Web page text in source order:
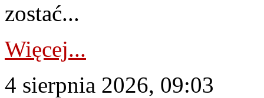
zostać...
Więcej...
4 sierpnia 2026, 09:03